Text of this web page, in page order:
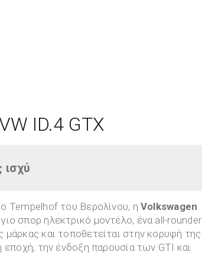
ID.4 GTX
ισχύ
Tempelhof του Βερολίνου, η Volkswagen
σπορ ηλεκτρικό μοντέλο, ένα all-rounder
και τοποθετείται στην κορυφή της
την ένδοξη παρουσία των GTI και